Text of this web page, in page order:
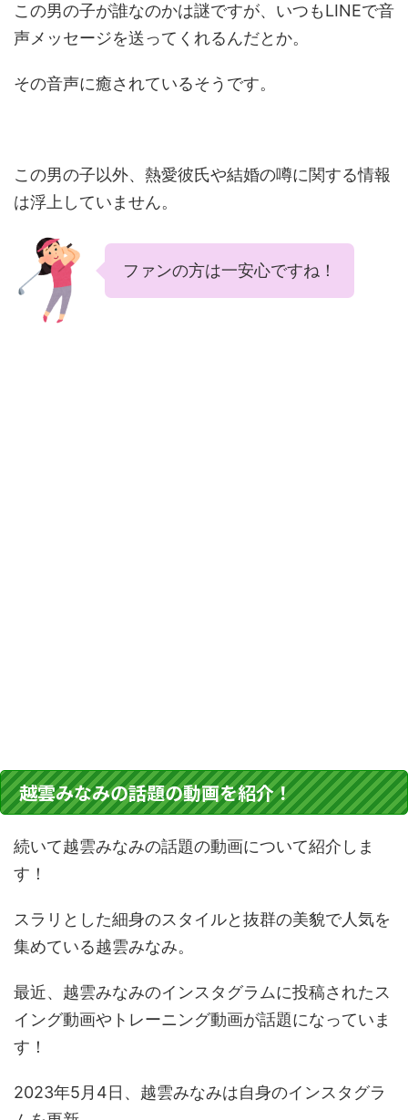
この男の子が誰なのかは謎ですが、いつもLINEで音
声メッセージを送ってくれるんだとか。
その音声に癒されているそうです。
この男の子以外、熱愛彼氏や結婚の噂に関する情報
は浮上していません。
ファンの方は一安心ですね！
越雲みなみの話題の動画を紹介！
続いて越雲みなみの話題の動画について紹介しま
す！
スラリとした細身のスタイルと抜群の美貌で人気を
集めている越雲みなみ。
最近、越雲みなみのインスタグラムに投稿されたス
イング動画やトレーニング動画が話題になっていま
す！
2023年5月4日、越雲みなみは自身のインスタグラ